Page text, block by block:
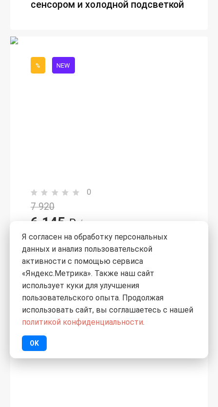
сенсором и холодной подсветкой
% NEW
0
7 920
6 145 ₽ /шт.
Зеркало "Демур" 700х500 с
сенсором и холодной подсветкой
Я согласен на обработку персональных
данных и анализ пользовательской
активности с помощью сервиса
«Яндекс.Метрика». Также наш сайт
использует куки для улучшения
пользовательского опыта. Продолжая
использовать сайт, вы соглашаетесь с нашей
политикой конфиденциальности.
OK